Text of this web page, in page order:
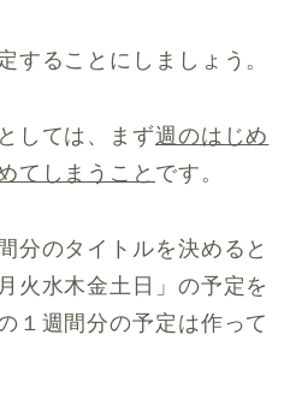
することにしましょう。
しては、まず週のはじめ
てしまうこと です。
分のタイトルを決めると
火水木金土日」の予定を
１週間分の予定は作って